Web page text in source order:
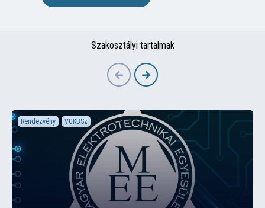
Szakosztályi tartalmak
Rendezvény VGKBSz